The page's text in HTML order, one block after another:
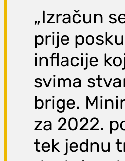
„Izračun
prije
inflacije
svima
brige.
za 2022.
tek jednu